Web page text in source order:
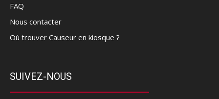
FAQ
Nous contacter
Où trouver Causeur en kiosque ?
SUIVEZ-NOUS